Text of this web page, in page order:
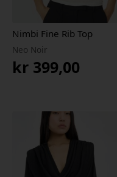
Nimbi Fine Rib Top
Neo Noir
kr 399,00